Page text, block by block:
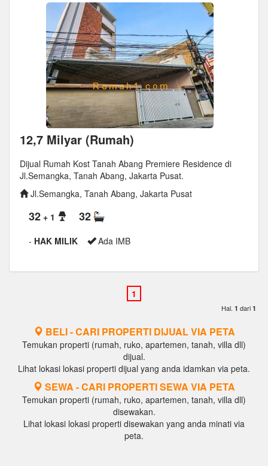
12,7 Milyar (Rumah)
Dijual Rumah Kost Tanah Abang Premiere Residence di
Jl.Semangka, Tanah Abang, Jakarta Pusat.
Jl.Semangka, Tanah Abang, Jakarta Pusat
32 + 1 32
- HAK MILIK Ada IMB
Hal. 1 dari 1
BELI - CARI PROPERTI DIJUAL VIA PETA
Temukan properti (rumah, ruko, apartemen, tanah, villa dll)
dijual.
Lihat lokasi lokasi properti dijual yang anda idamkan via peta.
SEWA - CARI PROPERTI SEWA VIA PETA
Temukan properti (rumah, ruko, apartemen, tanah, villa dll)
disewakan.
Lihat lokasi lokasi properti disewakan yang anda minati via
peta.